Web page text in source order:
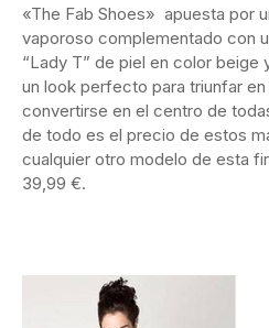
«The Fab Shoes» apuesta por
vaporoso complementado con
“Lady T” de piel en color beige
un look perfecto para triunfar
convertirse en el centro de
de todo es el precio de estos
cualquier otro modelo de esta
39,99 €.